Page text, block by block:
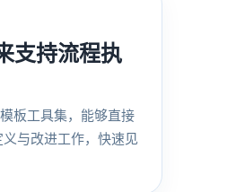
支持流程执
板工具集，能够直接
与改进工作，快速见